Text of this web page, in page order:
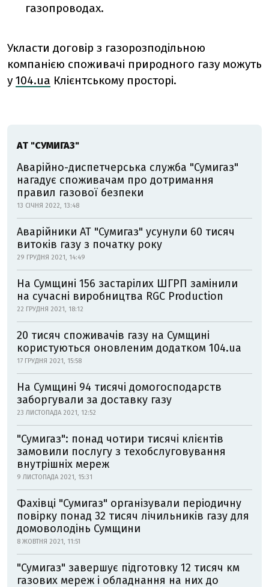
газопроводах.
Укласти договір з газорозподільною
компанією споживачі природного газу можуть
у 104.ua Клієнтському просторі.
АТ "СУМИГАЗ"
Аварійно-диспетчерська служба "Сумигаз"
нагадує споживачам про дотримання
правил газової безпеки
13 СІЧНЯ 2022, 13:48
Аварійники АТ "Сумигаз" усунули 60 тисяч
витоків газу з початку року
29 ГРУДНЯ 2021, 14:49
На Сумщині 156 застарілих ШГРП замінили
на сучасні виробництва RGC Production
22 ГРУДНЯ 2021, 18:12
20 тисяч споживачів газу на Сумщині
користуються оновленим додатком 104.ua
17 ГРУДНЯ 2021, 15:58
На Сумщині 94 тисячі домогосподарств
заборгували за доставку газу
23 ЛИСТОПАДА 2021, 12:52
"Сумигаз": понад чотири тисячі клієнтів
замовили послугу з техобслуговування
внутрішніх мереж
9 ЛИСТОПАДА 2021, 15:31
Фахівці "Сумигаз" організували періодичну
повірку понад 32 тисяч лічильників газу для
домоволодінь Сумщини
8 ЖОВТНЯ 2021, 11:51
"Сумигаз" завершує підготовку 12 тисяч км
газових мереж і обладнання на них до